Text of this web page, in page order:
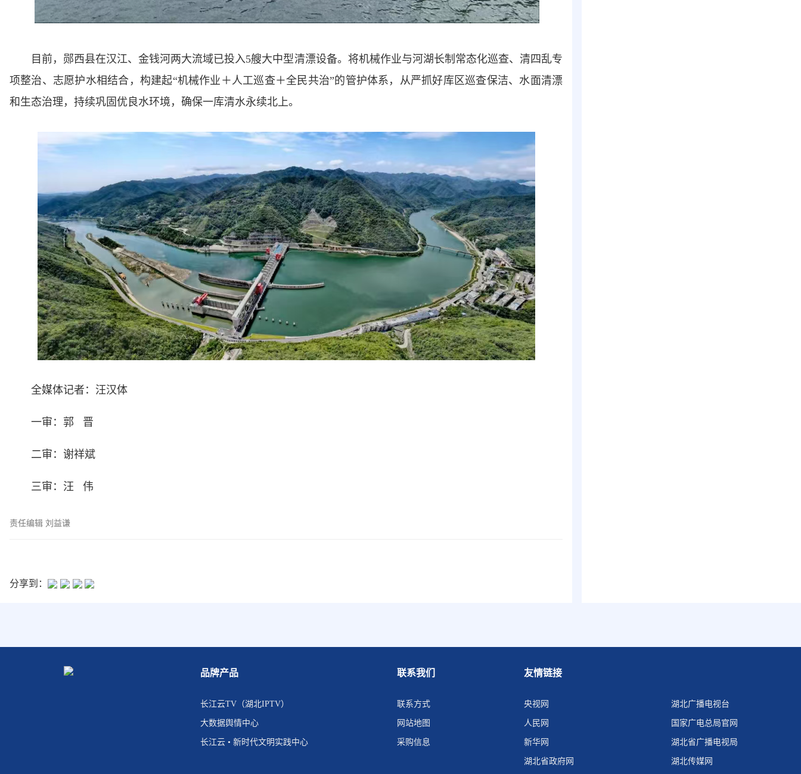
目前，郧西县在汉江、金钱河两大流域已投入5艘大中型清漂设备。将机械作业与河湖长制常态化巡查、清四乱专
项整治、志愿护水相结合，构建起“机械作业＋人工巡查＋全民共治”的管护体系，从严抓好库区巡查保洁、水面清漂
和生态治理，持续巩固优良水环境，确保一库清水永续北上。
全媒体记者：汪汉体
一审：郭 晋
二审：谢祥斌
三审：汪 伟
责任编辑 刘益谦
分享到：
品牌产品
长江云TV（湖北IPTV）
大数据舆情中心
长江云 • 新时代文明实践中心
联系我们
联系方式
网站地图
采购信息
友情链接
央视网
人民网
新华网
湖北省政府网
湖北广播电视台
国家广电总局官网
湖北省广播电视局
湖北传媒网